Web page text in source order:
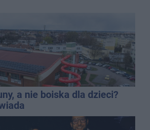
a nie boiska dla dzieci?